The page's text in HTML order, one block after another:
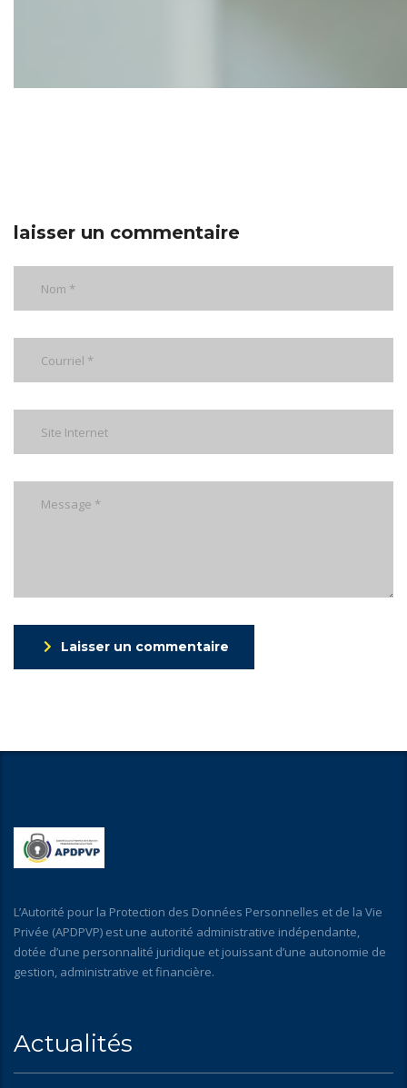
laisser un commentaire
Laisser un commentaire
L’Autorité pour la Protection des Données Personnelles et de la Vie
Privée (APDPVP) est une autorité administrative indépendante,
dotée d’une personnalité juridique et jouissant d’une autonomie de
gestion, administrative et financière.
Actualités